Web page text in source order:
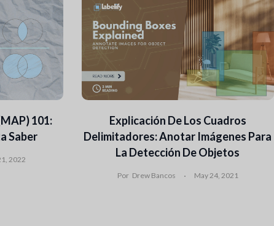
101:
Saber
2022
Explicación De Los Cuadros
Delimitadores: Anotar Imágenes Para
La Detección De Objetos
Por Drew Bancos May 24, 2021